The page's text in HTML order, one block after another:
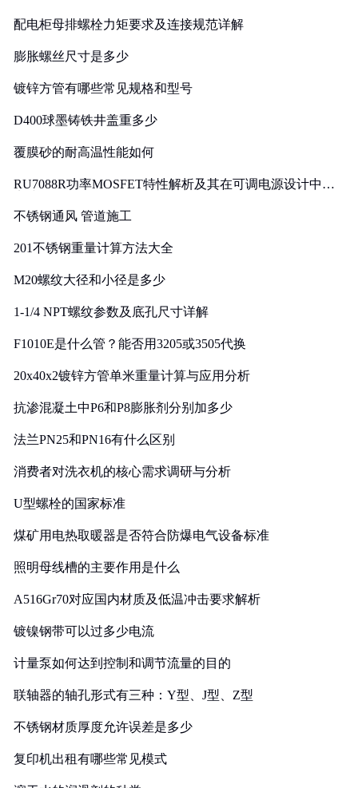
配电柜母排螺栓力矩要求及连接规范详解
膨胀螺丝尺寸是多少
镀锌方管有哪些常见规格和型号
D400球墨铸铁井盖重多少
覆膜砂的耐高温性能如何
RU7088R功率MOSFET特性解析及其在可调电源设计中的
不锈钢通风 管道施工
201不锈钢重量计算方法大全
M20螺纹大径和小径是多少
1-1/4 NPT螺纹参数及底孔尺寸详解
F1010E是什么管？能否用3205或3505代换
20x40x2镀锌方管单米重量计算与应用分析
抗渗混凝土中P6和P8膨胀剂分别加多少
法兰PN25和PN16有什么区别
消费者对洗衣机的核心需求调研与分析
U型螺栓的国家标准
煤矿用电热取暖器是否符合防爆电气设备标准
照明母线槽的主要作用是什么
A516Gr70对应国内材质及低温冲击要求解析
镀镍钢带可以过多少电流
计量泵如何达到控制和调节流量的目的
联轴器的轴孔形式有三种：Y型、J型、Z型
不锈钢材质厚度允许误差是多少
复印机出租有哪些常见模式